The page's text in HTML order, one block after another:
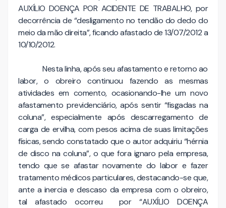
AUXÍLIO DOENÇA POR ACIDENTE DE TRABALHO, por
decorrência de “desligamento no tendão do dedo do
meio da mão direita”, ficando afastado de 13/07/2012 a
10/10/2012.
Nesta linha, após seu afastamento e retorno ao
labor, o obreiro continuou fazendo as mesmas
atividades em comento, ocasionando-lhe um novo
afastamento previdenciário, após sentir “fisgadas na
coluna”, especialmente após descarregamento de
carga de ervilha, com pesos acima de suas limitações
físicas, sendo constatado que o autor adquiriu “hérnia
de disco na coluna”, o que fora ignaro pela empresa,
tendo que se afastar novamente do labor e fazer
tratamento médicos particulares, destacando-se que,
ante a inercia e descaso da empresa com o obreiro,
tal afastado ocorreu por “AUXÍLIO DOENÇA